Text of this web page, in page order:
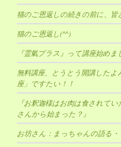
猫のご恩返しの続きの前に、皆
猫のご恩返し(^^)
『霊氣プラス』って講座始めま
無料講座、とうとう開講した
座」ですたい！！
『お釈迦様はお肉は食されて
さんから始まった？』
お坊さん：まっちゃんの語る・